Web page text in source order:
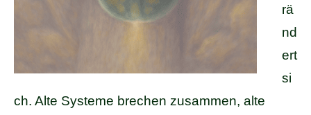
rä
nd
ert
si
ch. Alte Systeme brechen zusammen, alte